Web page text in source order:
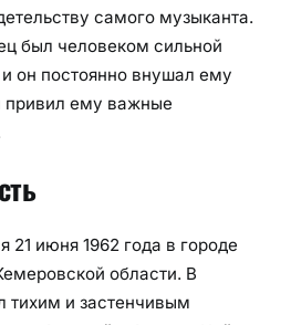
самого музыканта.
был человеком сильной
он постоянно внушал ему
привил ему важные
21 июня 1962 года в городе
области. В
тихим и застенчивым